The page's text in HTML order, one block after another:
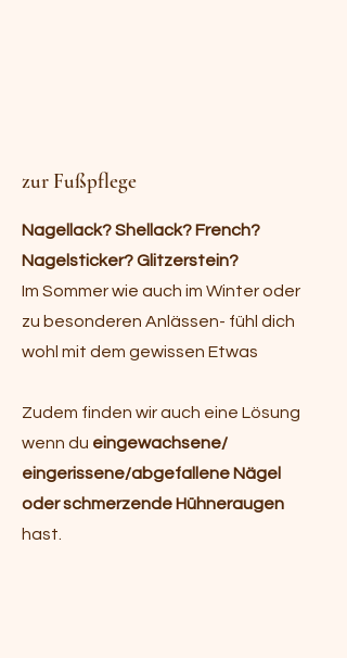
zur Fußpflege
Nagellack? Shellack? French?
Nagelsticker? Glitzerstein?
Im Sommer wie auch im Winter oder
zu besonderen Anlässen- fühl dich
wohl mit dem gewissen Etwas
Zudem finden wir auch eine Lösung
wenn du eingewachsene/
eingerissene/abgefallene Nägel
oder schmerzende Hühneraugen
hast.